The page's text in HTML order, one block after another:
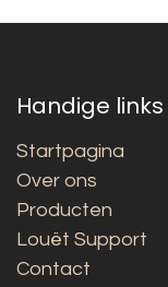
Handige links
Startpagina
Over ons
Producten
Louët Support
Contact